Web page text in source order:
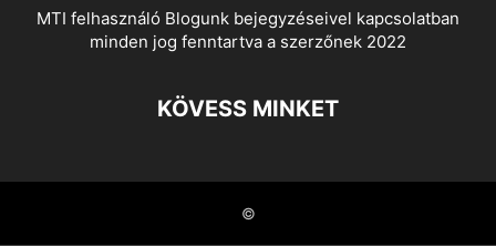
MTI felhasználó Blogunk bejegyzéseivel kapcsolatban
minden jog fenntartva a szerzőnek 2022
KÖVESS MINKET
©